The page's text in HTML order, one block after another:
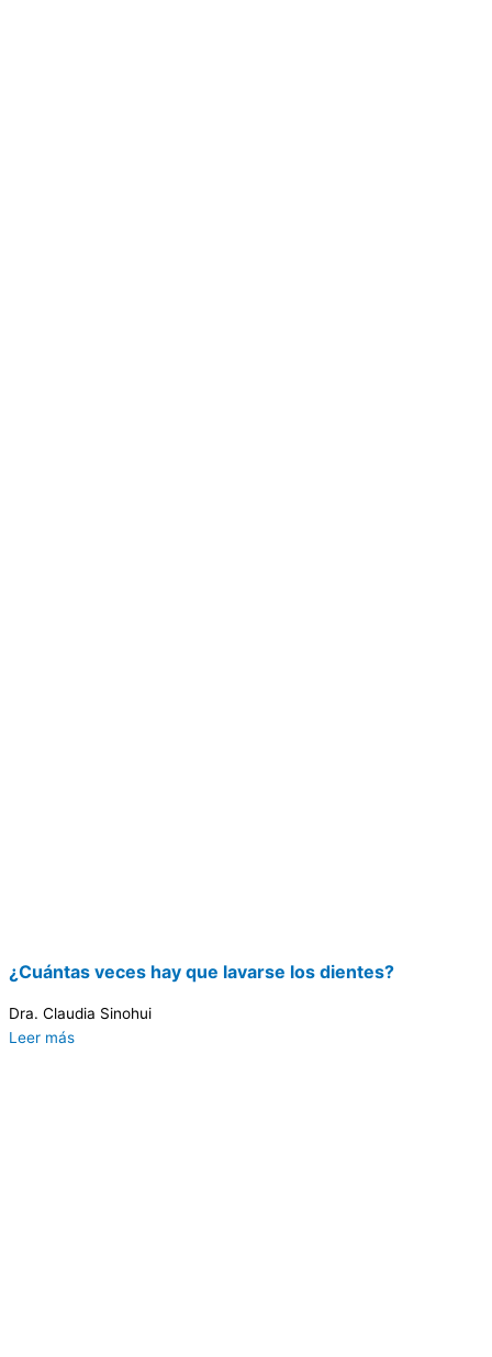
¿Cuántas veces hay que lavarse los dientes?
Dra. Claudia Sinohui
Leer más